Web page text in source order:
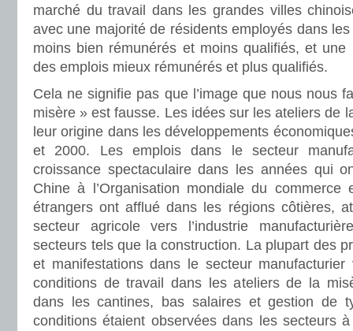
marché du travail dans les grandes villes
avec une majorité de résidents employés dans
moins bien rémunérés et moins qualifiés, et une
des emplois mieux rémunérés et plus qualifiés.
Cela ne signifie pas que l’image que nous nous
misère » est fausse. Les idées sur les ateliers de
leur origine dans les développements
et 2000. Les emplois dans le secteur
croissance spectaculaire dans les années qui
Chine à l’Organisation mondiale du commerce
étrangers ont afflué dans les régions côtières,
secteur agricole vers l’industrie
secteurs tels que la construction. La plupart des
et manifestations dans le secteur
conditions de travail dans les ateliers de la
dans les cantines, bas salaires et gestion de
conditions étaient observées dans les secteurs